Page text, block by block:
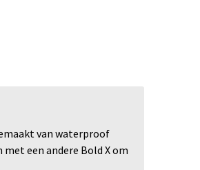
van waterproof
een andere Bold X om